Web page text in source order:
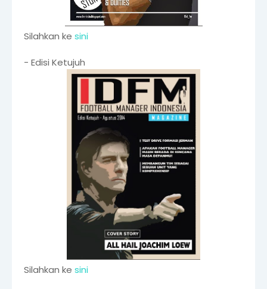
Silahkan ke sini
- Edisi Ketujuh
Silahkan ke sini